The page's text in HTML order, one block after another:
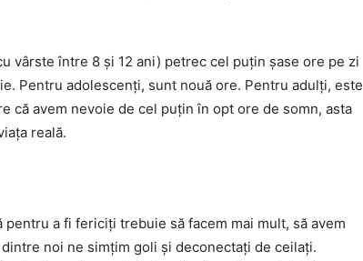
vârste între 8 și 12 ani) petrec cel puțin șase ore pe zi
Pentru adolescenți, sunt nouă ore. Pentru adulți, este
că avem nevoie de cel puțin în opt ore de somn, asta
reală.
a fi fericiți trebuie să facem mai mult, să avem
noi ne simțim goli și deconectați de ceilați.